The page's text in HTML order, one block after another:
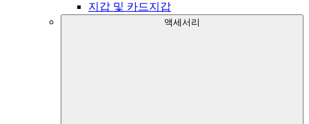
지갑 및 카드지갑
액세서리